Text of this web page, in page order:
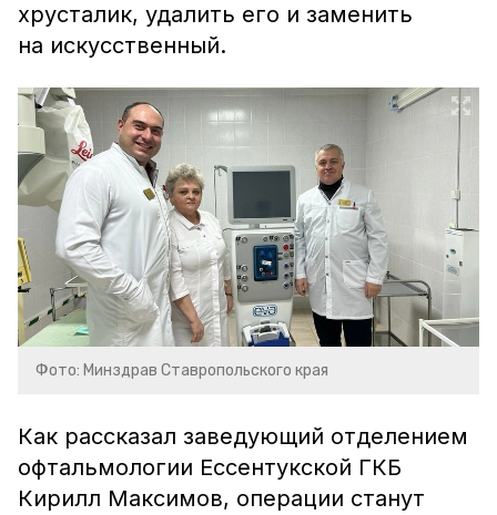
хрусталик, удалить его и заменить
на искусственный.
Фото: Минздрав Ставропольского края
Как рассказал заведующий отделением
офтальмологии Ессентукской ГКБ
Кирилл Максимов, операции станут